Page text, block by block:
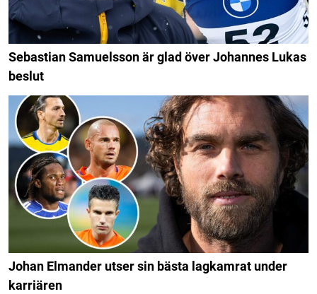
Sebastian Samuelsson är glad över Johannes Lukas
beslut
Johan Elmander utser sin bästa lagkamrat under
karriären